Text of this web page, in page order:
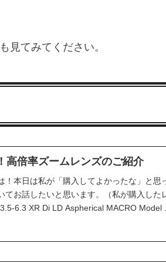
見てみてください。
高倍率ズームレンズのご紹介
！本日は私が「購入してよかったな」と思
てお話したいと思います。（私が購入した
6.3 XR Di LD Aspherical MACRO Model ...